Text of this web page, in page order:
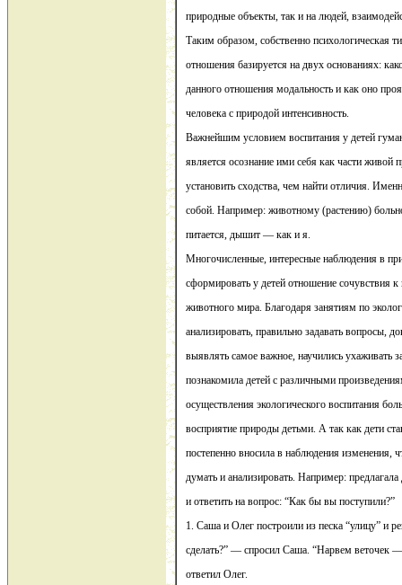
природные объекты, так и на людей,
Таким образом, собственно психологическая
отношения базируется на двух основаниях:
данного отношения модальность и как оно
человека с природой интенсивность.
Важнейшим условием воспитания у детей
является осознание ими себя как части
установить сходства, чем найти отличия.
собой. Например: животному (растению)
питается, дышит — как и я.
Многочисленные, интересные наблюдения в
сформировать у детей отношение сочувствия к
животного мира. Благодаря занятиям по
анализировать, правильно задавать вопросы,
выявлять самое важное, научились ухаживать
познакомила детей с различными
осуществления экологического воспитания
восприятие природы детьми. А так как дети
постепенно вносила в наблюдения изменения,
думать и анализировать. Например:
и ответить на вопрос: “Как бы вы поступили?”
1. Саша и Олег построили из песка “улицу” и
сделать?” — спросил Саша. “Нарвем веточек
ответил Олег.